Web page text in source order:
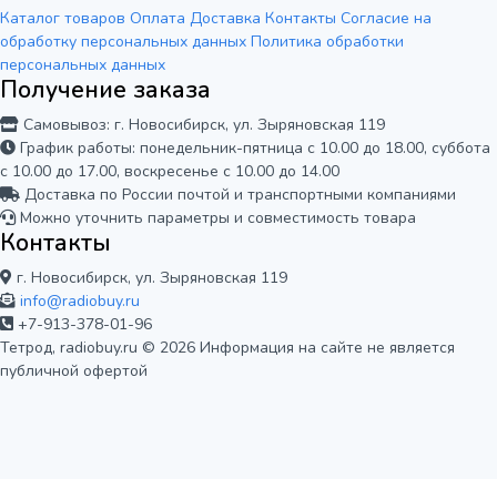
Каталог товаров Оплата Доставка Контакты Согласие на
обработку персональных данных Политика обработки
персональных данных
Получение заказа
Самовывоз: г. Новосибирск, ул. Зыряновская 119
График работы: понедельник-пятница с 10.00 до 18.00, суббота
с 10.00 до 17.00, воскресенье с 10.00 до 14.00
Доставка по России почтой и транспортными компаниями
Можно уточнить параметры и совместимость товара
Контакты
г. Новосибирск, ул. Зыряновская 119
info@radiobuy.ru
+7-913-378-01-96
Тетрод, radiobuy.ru © 2026 Информация на сайте не является
публичной офертой